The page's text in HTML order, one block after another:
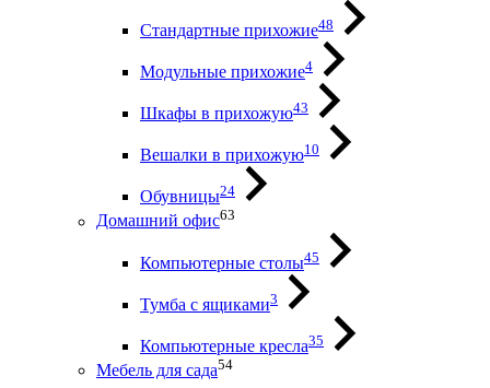
Стандартные прихожие48
Модульные прихожие4
Шкафы в прихожую43
Вешалки в прихожую10
Обувницы24
Домашний офис63
Компьютерные столы45
Тумба с ящиками3
Компьютерные кресла35
Мебель для сада54